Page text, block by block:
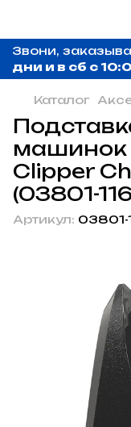
Звони,
дни и в сб с
Каталог
машинок
Clipper
(03801-
Артикул: 03801-